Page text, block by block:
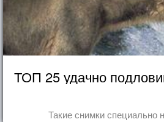
ТОП 25 удачно
Такие снимки специально